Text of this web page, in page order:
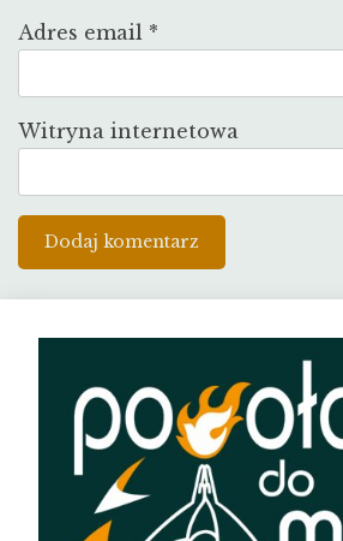
Adres email *
Witryna internetowa